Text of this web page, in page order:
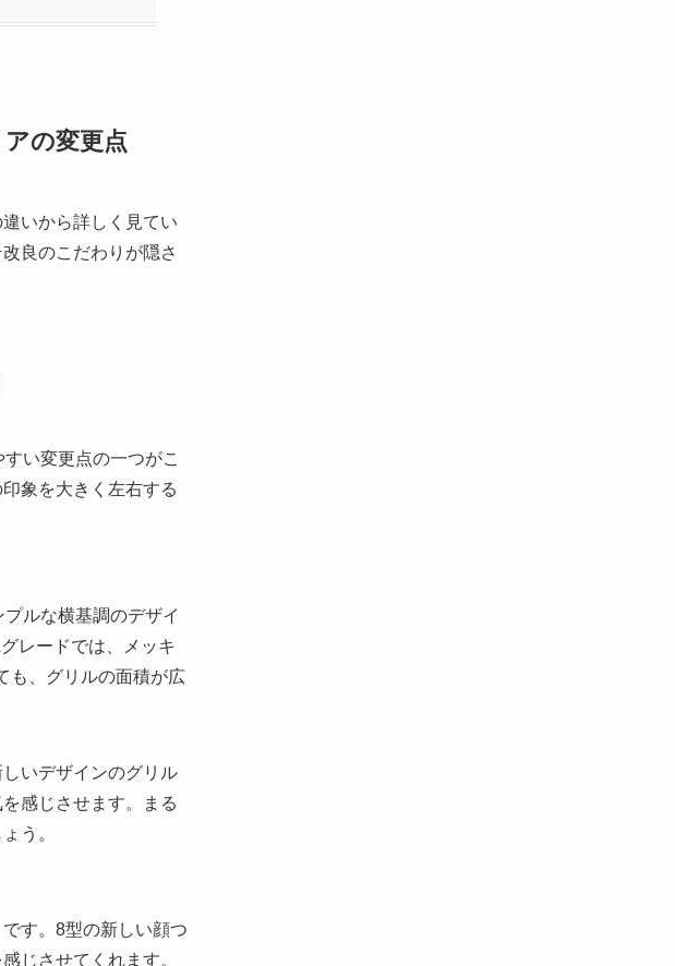
の変更点
いから詳しく見てい
良のこだわりが隠さ
い変更点の一つがこ
象を大きく左右する
ルな横基調のデザイ
レードでは、メッキ
も、グリルの面積が広
いデザインのグリル
感じさせます。まる
う。
す。8型の新しい顔つ
じさせてくれます。